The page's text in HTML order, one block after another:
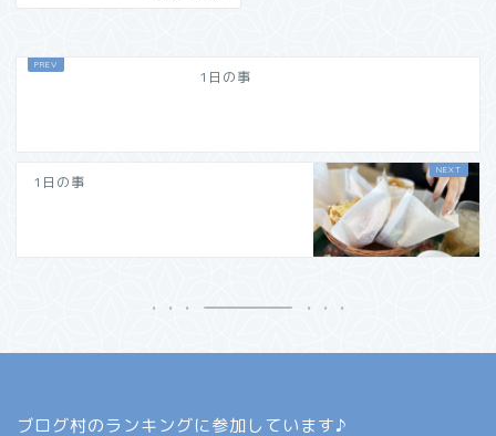
1日の事
1日の事
ブログ村のランキングに参加しています♪